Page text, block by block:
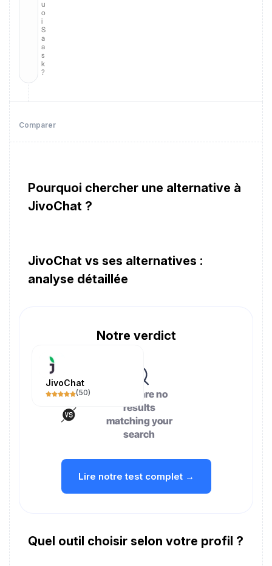
u
o
i
S
a
a
s
k
?
Comparer
Pourquoi chercher une alternative à
JivoChat ?
JivoChat vs ses alternatives :
analyse détaillée
Notre verdict
JivoChat
(50)
There are no
results
matching your
search
Lire notre test complet →
Quel outil choisir selon votre profil ?